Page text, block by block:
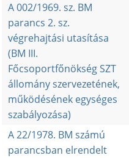
A 002/1969. sz. BM
parancs 2. sz.
végrehajtási utasítása
(BM III.
Főcsoportfőnökség SZT
állomány szervezetének,
működésének egységes
szabályozása)
A 22/1978. BM számú
parancsban elrendelt